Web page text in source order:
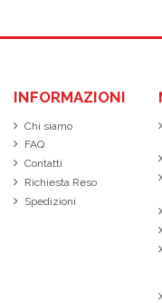
INFORMAZIONI
Chi siamo
FAQ
Contatti
Richiesta Reso
Spedizioni